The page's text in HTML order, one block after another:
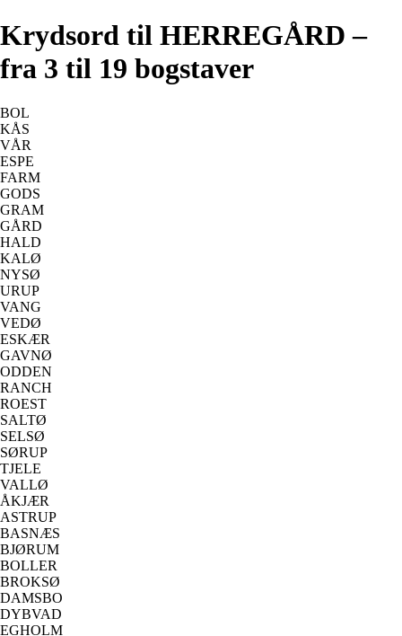
Krydsord til HERREGÅRD –
fra 3 til 19 bogstaver
BOL
KÅS
VÅR
ESPE
FARM
GODS
GRAM
GÅRD
HALD
KALØ
NYSØ
URUP
VANG
VEDØ
ESKÆR
GAVNØ
ODDEN
RANCH
ROEST
SALTØ
SELSØ
SØRUP
TJELE
VALLØ
ÅKJÆR
ASTRUP
BASNÆS
BJØRUM
BOLLER
BROKSØ
DAMSBO
DYBVAD
EGHOLM